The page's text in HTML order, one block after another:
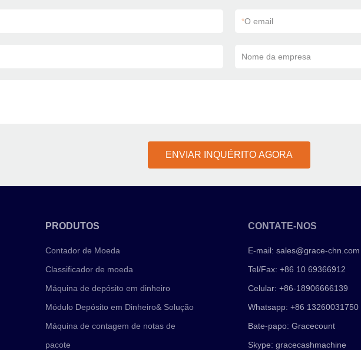
*O email
Nome da empresa
ENVIAR INQUÉRITO AGORA
PRODUTOS
Contador de Moeda
Classificador de moeda
Máquina de depósito em dinheiro
Módulo Depósito em Dinheiro& Solução
Máquina de contagem de notas de
pacote
CONTATE-NOS
E-mail:sales@grace-chn.com
Tel/Fax: +86 10 69366912
Celular: +86-18906666139
Whatsapp: +86 13260031750
Bate-papo: Gracecount
Skype: gracecashmachine